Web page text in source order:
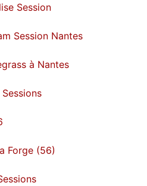
Session
Session Nantes
à Nantes
Forge (56)